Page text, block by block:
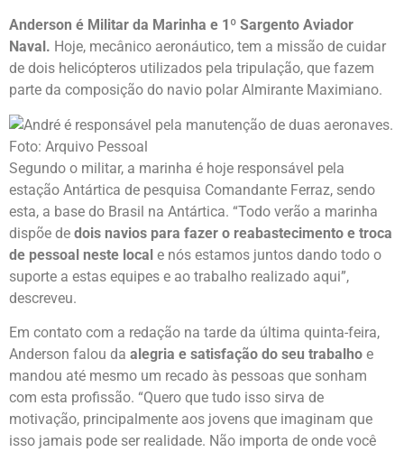
Anderson é Militar da Marinha e 1º Sargento Aviador
Naval. Hoje, mecânico aeronáutico, tem a missão de cuidar
de dois helicópteros utilizados pela tripulação, que fazem
parte da composição do navio polar Almirante Maximiano.
Segundo o militar, a marinha é hoje responsável pela
estação Antártica de pesquisa Comandante Ferraz, sendo
esta, a base do Brasil na Antártica. “Todo verão a marinha
dispõe de dois navios para fazer o reabastecimento e troca
de pessoal neste local e nós estamos juntos dando todo o
suporte a estas equipes e ao trabalho realizado aqui”,
descreveu.
Em contato com a redação na tarde da última quinta-feira,
Anderson falou da alegria e satisfação do seu trabalho e
mandou até mesmo um recado às pessoas que sonham
com esta profissão. “Quero que tudo isso sirva de
motivação, principalmente aos jovens que imaginam que
isso jamais pode ser realidade. Não importa de onde você